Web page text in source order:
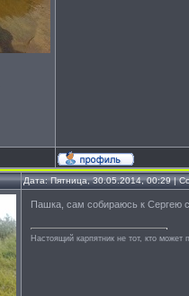
Дата: Пятница, 30.05.2014, 00:29 |
Пашка, сам собираюсь к Сергею
Настоящий карпятник не тот, кто